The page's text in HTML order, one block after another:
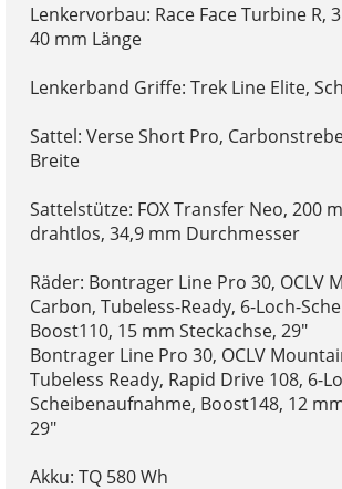
Lenkervorbau: Race Face Turbine R,
40 mm Länge
Lenkerband Griffe: Trek Line Elite,
Sattel: Verse Short Pro,
Breite
Sattelstütze: FOX Transfer Neo, 200
drahtlos, 34,9 mm Durchmesser
Räder: Bontrager Line Pro 30, OCLV
Carbon, Tubeless-Ready, 6-Loch-
Boost110, 15 mm Steckachse, 29"
Bontrager Line Pro 30, OCLV
Tubeless Ready, Rapid Drive 108, 6-
Scheibenaufnahme, Boost148, 12
29"
Akku: TQ 580 Wh